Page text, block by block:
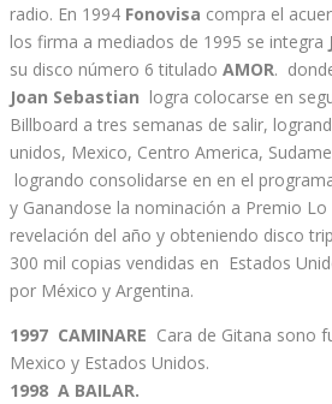
radio. En 1994 Fonovisa compra el
los firma a mediados de 1995 se integra
su disco número 6 titulado AMOR.
Joan Sebastian logra colocarse en
Billboard a tres semanas de salir,
unidos, Mexico, Centro America,
logrando consolidarse en en el
y Ganandose la nominación a Premio
revelación del año y obteniendo disco
300 mil copias vendidas en Estados
por México y Argentina.
1997 CAMINARE Cara de Gitana sono
Mexico y Estados Unidos.
1998 A BAILAR.